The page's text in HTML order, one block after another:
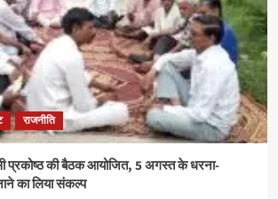
राजनीति
प्रकोष्ठ की बैठक आयोजित, 5 अगस्त के धरना-
का लिया संकल्प